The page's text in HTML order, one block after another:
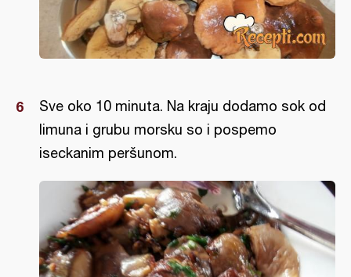
Sve oko 10 minuta. Na kraju dodamo sok od
limuna i grubu morsku so i pospemo
iseckanim peršunom.